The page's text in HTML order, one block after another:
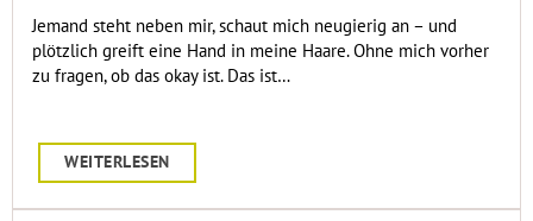
Jemand steht neben mir, schaut mich neugierig an – und
plötzlich greift eine Hand in meine Haare. Ohne mich vorher
zu fragen, ob das okay ist. Das ist…
WEITERLESEN